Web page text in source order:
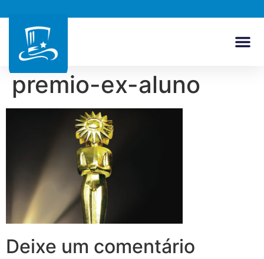
premio-ex-aluno
Deixe um comentário